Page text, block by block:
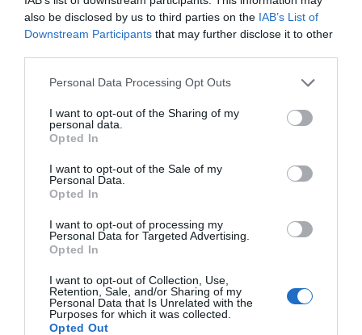
also be disclosed by us to third parties on the IAB’s List of
Downstream Participants that may further disclose it to other
Please note that this website/app uses one or more Google
not limited to your visit or usage behaviour. You may click to
grant or deny consent to Google and its third-party tags to
use your data for below specified purposes in below Google
consent section.
Personal Data Processing Opt Outs
I want to opt-out of the Sharing of my
personal data.
Opted In
I want to opt-out of the Sale of my
Personal Data.
Opted In
I want to opt-out of processing my
Personal Data for Targeted Advertising.
Opted In
I want to opt-out of Collection, Use,
Retention, Sale, and/or Sharing of my
Personal Data that Is Unrelated with the
Purposes for which it was collected.
Opted Out
Αποθήκευσε το όνομά μου, email, και τον ιστότοπο μου σε
αυτόν τον πλοηγό για την επόμενη φορά που θα σχολιάσω.